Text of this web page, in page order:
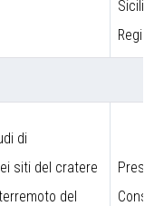
di
siti del cratere
del